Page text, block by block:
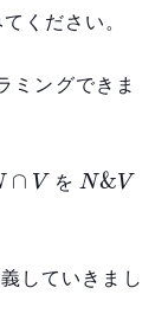
ください。
ミングできま
∩ V
を
N& V
していきまし